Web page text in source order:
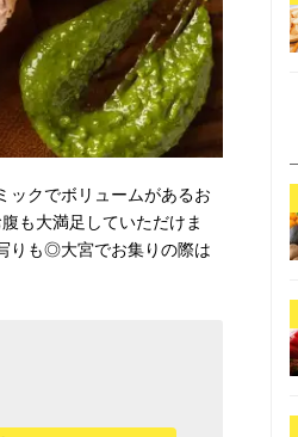
ックでボリュームがあるお
も大満足していただけま
りも◎大宮でお集りの際は